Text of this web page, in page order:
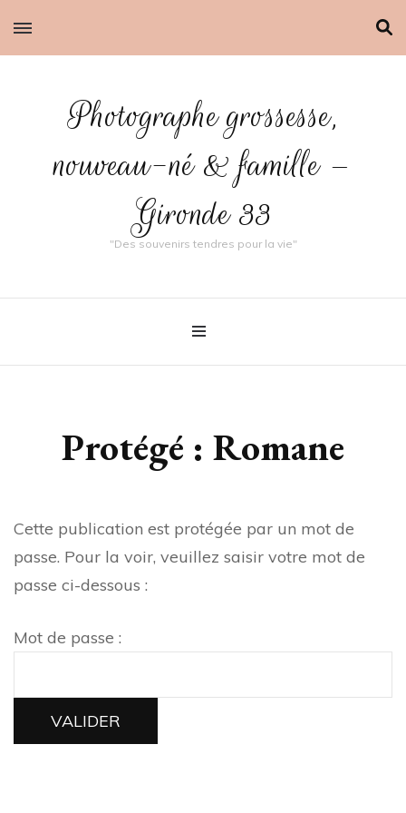
Photographe grossesse,
nouveau-né & famille –
Gironde 33
"Des souvenirs tendres pour la vie"
Protégé : Romane
Cette publication est protégée par un mot de
passe. Pour la voir, veuillez saisir votre mot de
passe ci-dessous :
Mot de passe :